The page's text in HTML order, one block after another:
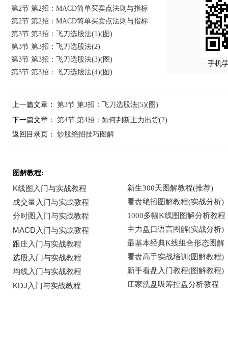
第2节 第2招：MACD简单买卖点法则与指标
第2节 第2招：MACD简单买卖点法则与指标
第3节 第3招：飞刀选股法(1)(图)
第3节 第3招：飞刀选股法(2)
第3节 第3招：飞刀选股法(3)(图)
第3节 第3招：飞刀选股法(4)(图)
手机
上一篇文章： 第3节 第3招：飞刀选股法(5)(图)
下一篇文章： 第4节 第4招：如何判断主力出货(2)
返回目录页： 炒股绝招技巧图解
图解教程: